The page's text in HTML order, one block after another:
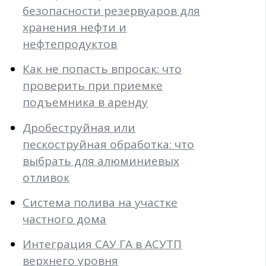
безопасности резервуаров для
хранения нефти и
нефтепродуктов
Как не попасть впросак: что
проверить при приемке
подъемника в аренду
Дробеструйная или
пескоструйная обработка: что
выбрать для алюминиевых
отливок
Система полива на участке
частного дома
Интеграция САУ ГА в АСУТП
верхнего уровня